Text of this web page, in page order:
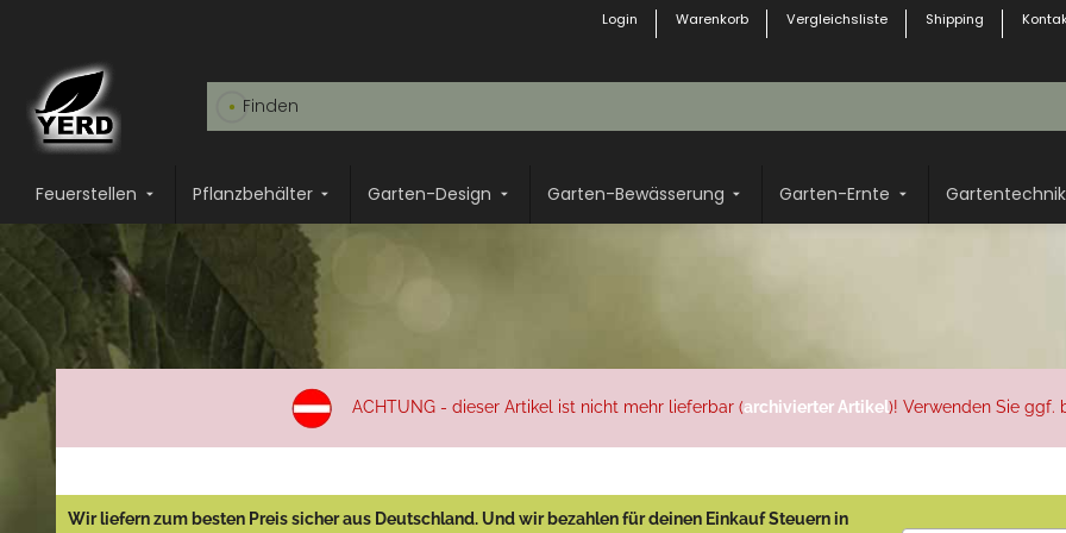
Login Warenkorb Vergleichsliste Shipping
Feuerstellen Pflanzbehälter Garten-Design Garten-Bewässerung Garten-Ernte Gartentechnik
ACHTUNG - dieser Artikel ist nicht mehr lieferbar (archivierter Artikel)! Verwenden Sie ggf.
Wir liefern zum besten Preis sicher aus Deutschland. Und wir bezahlen für deinen Einkauf Steuern in